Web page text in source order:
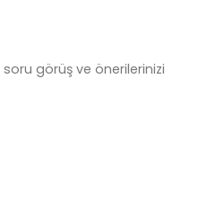
görüş ve önerilerinizi